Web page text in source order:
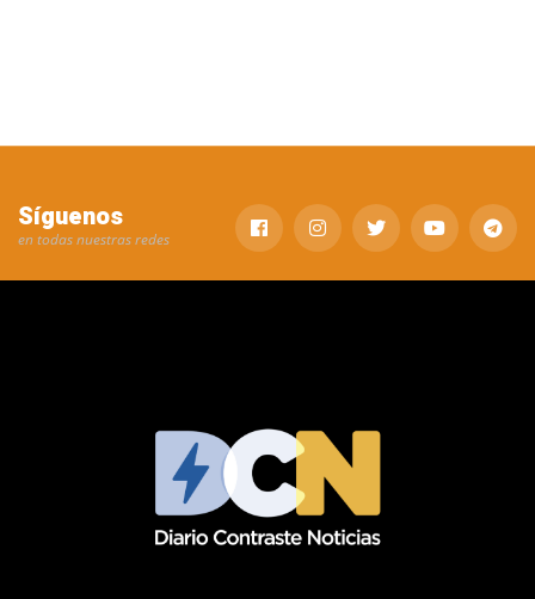
Síguenos
en todas nuestras redes